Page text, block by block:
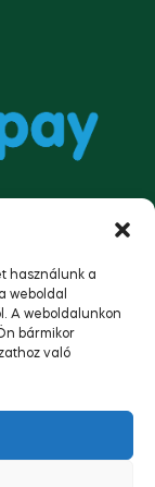
használunk a
weboldal
A weboldalunkon
bármikor
való